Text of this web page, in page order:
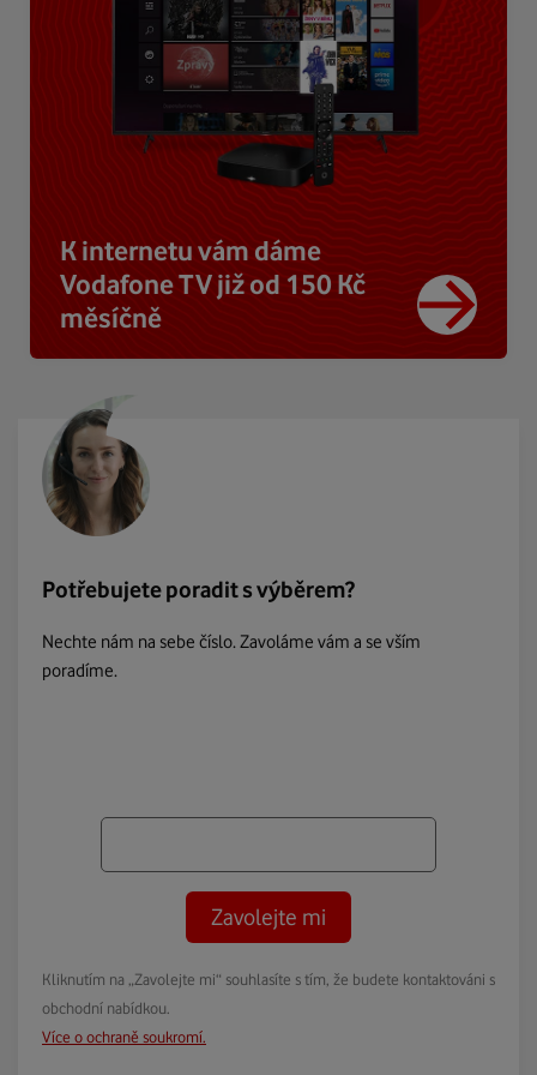
K internetu vám dáme
Vodafone TV již od 150 Kč
měsíčně
Potřebujete poradit s výběrem?
Nechte nám na sebe číslo. Zavoláme vám a se vším
poradíme.
Zavolejte mi
Kliknutím na „Zavolejte mi“ souhlasíte s tím, že budete kontaktováni s
obchodní nabídkou.
Více o ochraně soukromí.